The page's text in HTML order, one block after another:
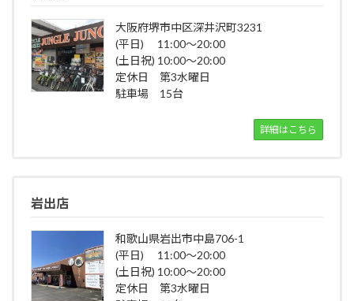
大阪府堺市中区深井沢町3231
(平日) 11:00～20:00
(土日祝) 10:00～20:00
定休日 第3水曜日
駐車場 15台
詳細はこちら
岩出店
和歌山県岩出市中島706-1
(平日) 11:00～20:00
(土日祝) 10:00～20:00
定休日 第3水曜日